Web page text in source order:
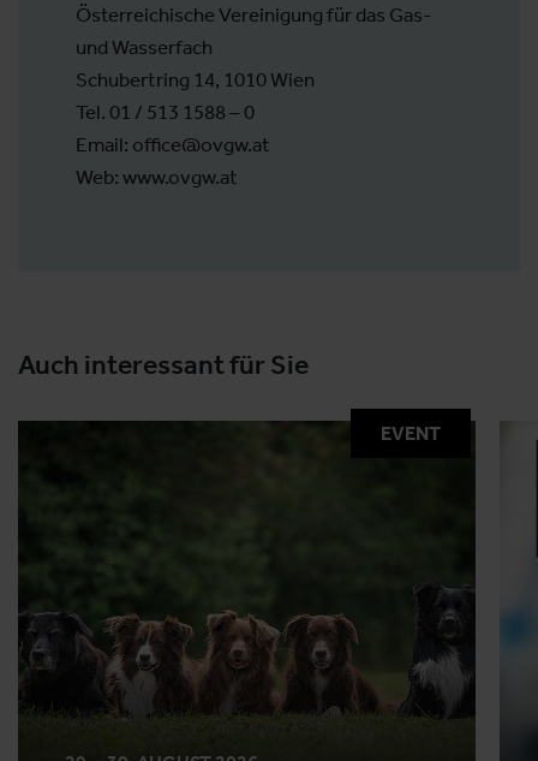
Österreichische Vereinigung für das Gas-
und Wasserfach
Schubertring 14, 1010 Wien
Tel. 01 / 513 1588 – 0
Email: office@ovgw.at
Web: www.ovgw.at
Auch interessant für Sie
EVENT